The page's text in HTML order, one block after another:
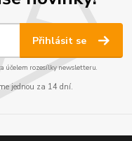
Přihlásit se
účelem rozesílky newsletteru.
jednou za 14 dní.